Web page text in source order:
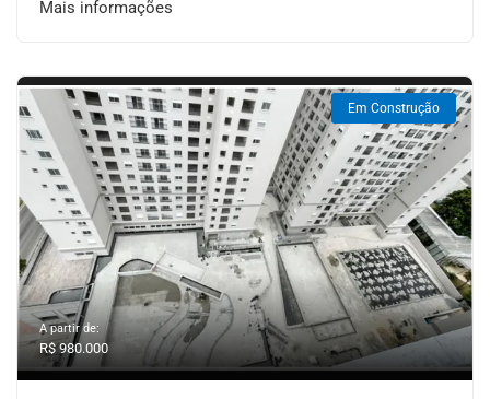
Mais informações
Em Construção
A partir de:
R$ 980.000